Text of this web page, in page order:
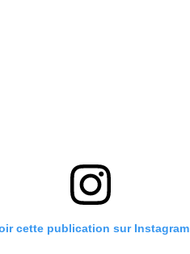
cette publication sur Instagram